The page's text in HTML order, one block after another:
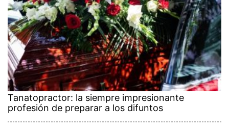
Tanatopractor: la siempre impresionante
profesión de preparar a los difuntos